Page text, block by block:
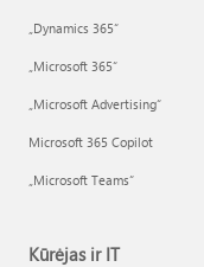
„Dynamics 365“
„Microsoft 365“
„Microsoft Advertising“
Microsoft 365 Copilot
„Microsoft Teams“
Kūrėjas ir IT